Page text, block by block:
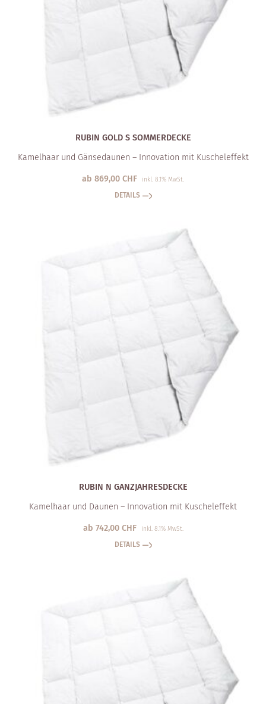
RUBIN GOLD S SOMMERDECKE
Kamelhaar und Gänsedaunen – Innovation mit Kuscheleffekt
ab 869,00 CHF inkl. 8.1% MwSt.
DETAILS
RUBIN N GANZJAHRESDECKE
Kamelhaar und Daunen – Innovation mit Kuscheleffekt
ab 742,00 CHF inkl. 8.1% MwSt.
DETAILS